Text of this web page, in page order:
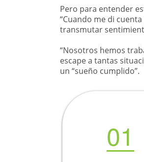
Pero para entender
“Cuando me di
transmutar
“Nosotros hemos
escape a tantas
un “sueño cumplido”.
01